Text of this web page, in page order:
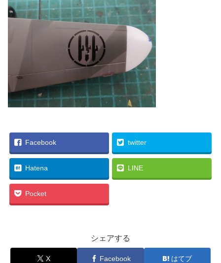
Facebook twitter
Hatena LINE
Pocket
シェアする
X Facebook はてブ